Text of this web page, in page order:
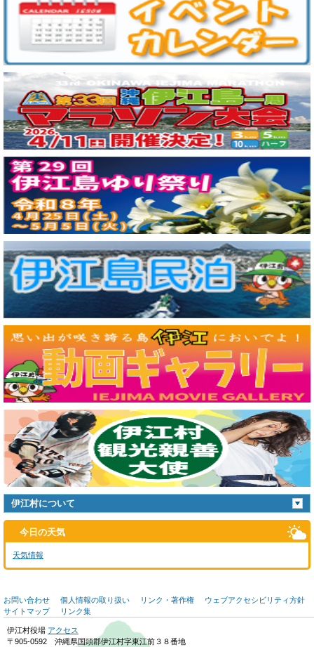
伊江村について
今日の天気
天気情報
お問い合わせ 個人情報の取り扱い リンク・著作権
ウェブアクセシビリティ方針
サイトマップ
リンク集
伊江村役場 アクセス
〒905-0592 沖縄県国頭郡伊江村字東江前３８番地